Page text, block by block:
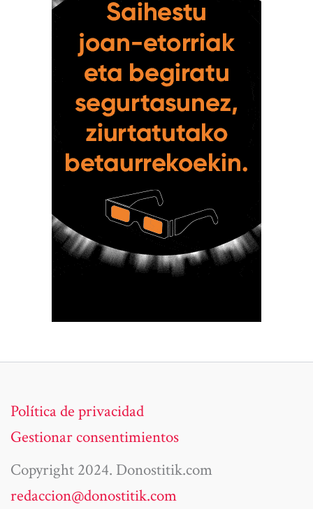
Política de privacidad
Gestionar consentimientos
Copyright 2024. Donostitik.com
redaccion@donostitik.com